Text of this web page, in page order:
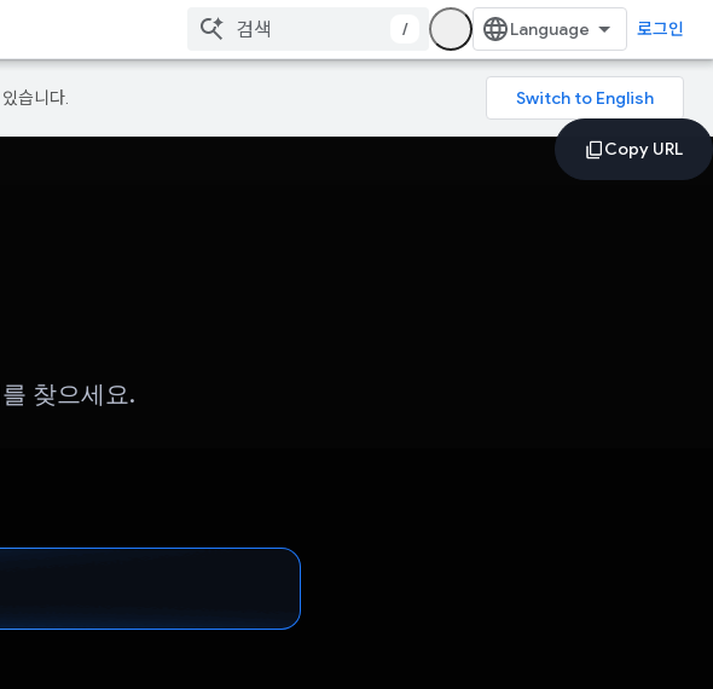
/ 로그인
습니다.
찾으세요.